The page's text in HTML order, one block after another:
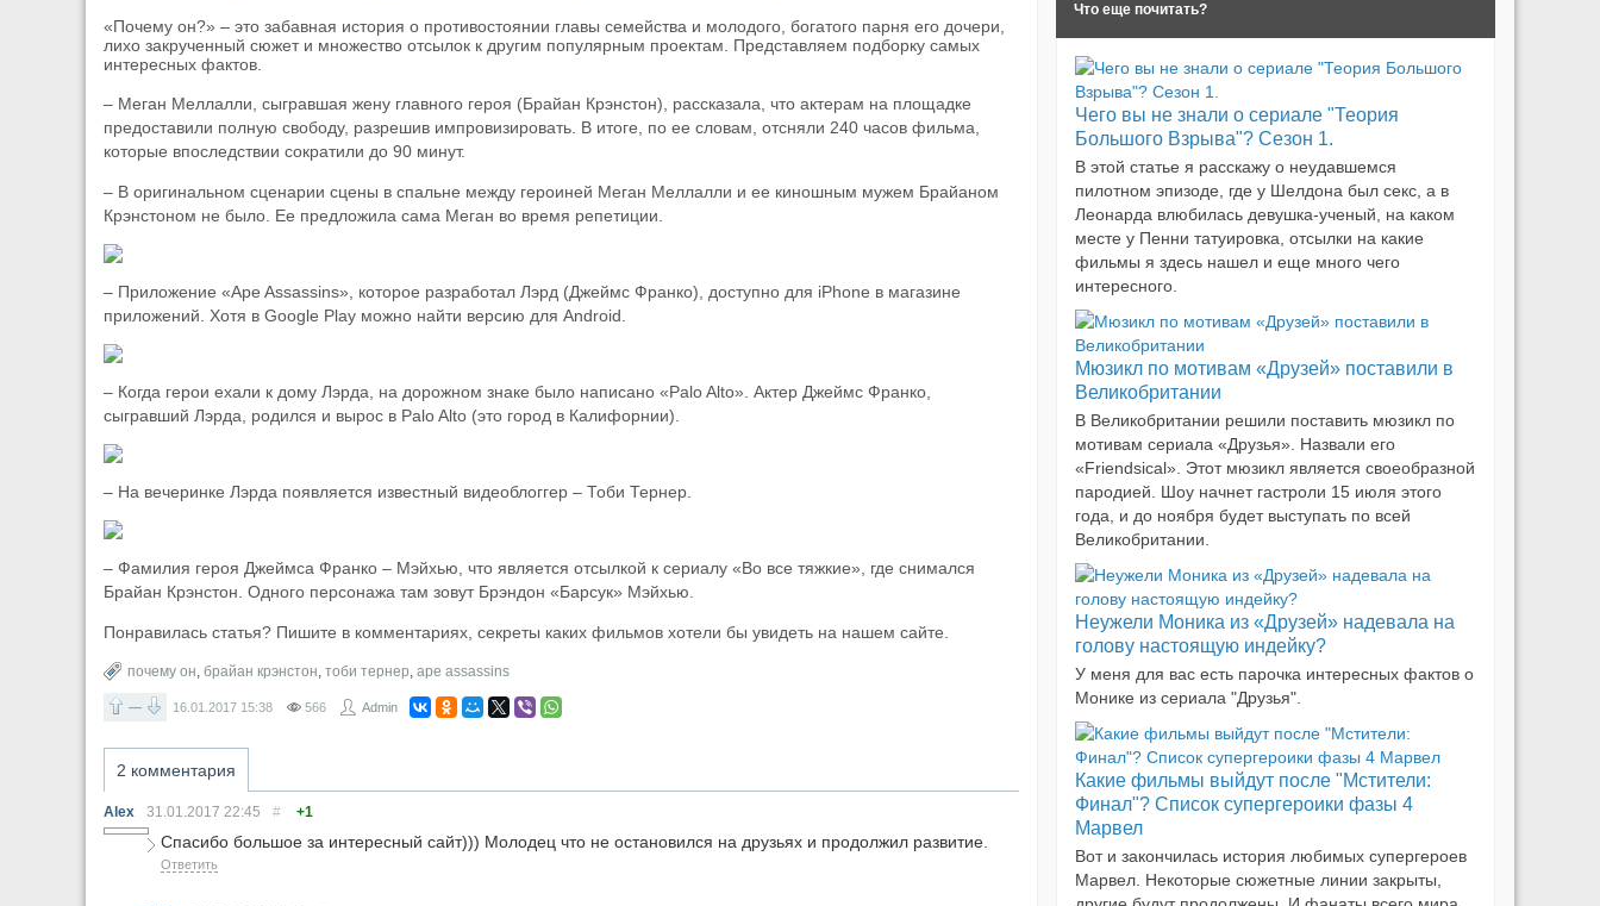
«Почему он?» – это забавная история о противостоянии главы семейства и молодого, богатого парня его дочери,
лихо закрученный сюжет и множество отсылок к другим популярным проектам. Представляем подборку самых
интересных фактов.
– Меган Меллалли, сыгравшая жену главного героя (Брайан Крэнстон), рассказала, что актерам на площадке
предоставили полную свободу, разрешив импровизировать. В итоге, по ее словам, отсняли 240 часов фильма,
которые впоследствии сократили до 90 минут.
– В оригинальном сценарии сцены в спальне между героиней Меган Меллалли и ее киношным мужем Брайаном
Крэнстоном не было. Ее предложила сама Меган во время репетиции.
– Приложение «Ape Assassins», которое разработал Лэрд (Джеймс Франко), доступно для iPhone в магазине
приложений. Хотя в Google Play можно найти версию для Android.
– Когда герои ехали к дому Лэрда, на дорожном знаке было написано «Palo Alto». Актер Джеймс Франко,
сыгравший Лэрда, родился и вырос в Palo Alto (это город в Калифорнии).
– На вечеринке Лэрда появляется известный видеоблоггер – Тоби Тернер.
– Фамилия героя Джеймса Франко – Мэйхью, что является отсылкой к сериалу «Во все тяжкие», где снимался
Брайан Крэнстон. Одного персонажа там зовут Брэндон «Барсук» Мэйхью.
Понравилась статья? Пишите в комментариях, секреты каких фильмов хотели бы увидеть на нашем сайте.
почему он, брайан крэнстон, тоби тернер, ape assassins
— 16.01.2017 15:38 566 Admin
2 комментария
Alex 31.01.2017 22:45 # +1
Спасибо большое за интересный сайт))) Молодец что не остановился на друзьях и продолжил развитие.
Ответить
Что еще почитать?
Чего вы не знали о сериале "Теория
Большого Взрыва"? Сезон 1.
В этой статье я расскажу о неудавшемся
пилотном эпизоде, где у Шелдона был секс, а в
Леонарда влюбилась девушка-ученый, на каком
месте у Пенни татуировка, отсылки на какие
фильмы я здесь нашел и еще много чего
интересного.
Мюзикл по мотивам «Друзей» поставили в
Великобритании
В Великобритании решили поставить мюзикл по
мотивам сериала «Друзья». Назвали его
«Friendsical». Этот мюзикл является своеобразной
пародией. Шоу начнет гастроли 15 июля этого
года, и до ноября будет выступать по всей
Великобритании.
Неужели Моника из «Друзей» надевала на
голову настоящую индейку?
У меня для вас есть парочка интересных фактов о
Монике из сериала "Друзья".
Какие фильмы выйдут после "Мстители:
Финал"? Список супергероики фазы 4
Марвел
Вот и закончилась история любимых супергероев
Марвел. Некоторые сюжетные линии закрыты,